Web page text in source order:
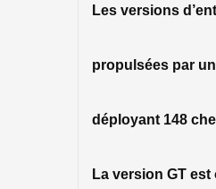
Les versions
propulsées par
déployant 148
La version GT